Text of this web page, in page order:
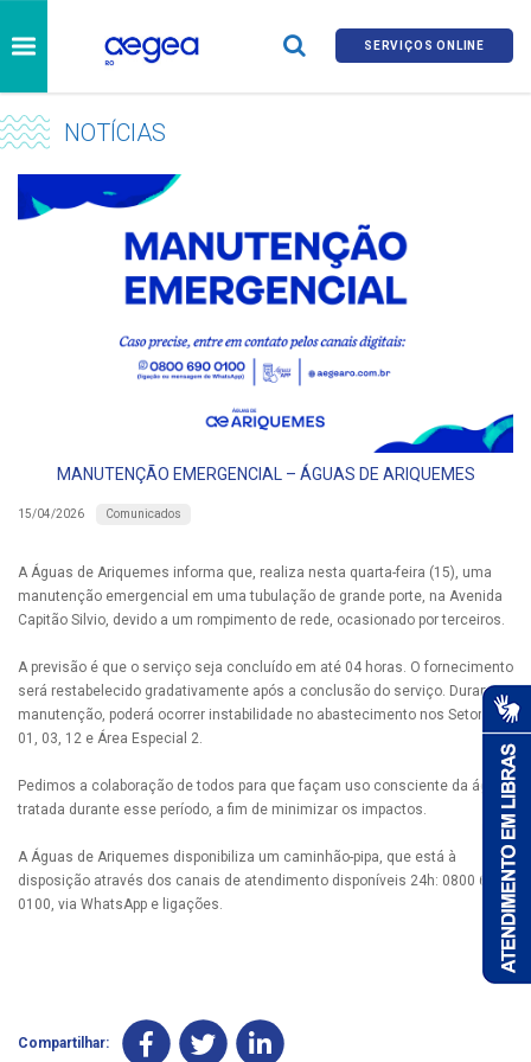
SERVIÇOS ONLINE
NOTÍCIAS
MANUTENÇÃO EMERGENCIAL – ÁGUAS DE ARIQUEMES
15/04/2026 Comunicados
A Águas de Ariquemes informa que, realiza nesta quarta-feira (15), uma
manutenção emergencial em uma tubulação de grande porte, na Avenida
Capitão Silvio, devido a um rompimento de rede, ocasionado por terceiros.
A previsão é que o serviço seja concluído em até 04 horas. O fornecimento
será restabelecido gradativamente após a conclusão do serviço. Durante a
manutenção, poderá ocorrer instabilidade no abastecimento nos Setores
01, 03, 12 e Área Especial 2.
Pedimos a colaboração de todos para que façam uso consciente da água
tratada durante esse período, a fim de minimizar os impactos.
A Águas de Ariquemes disponibiliza um caminhão-pipa, que está à
disposição através dos canais de atendimento disponíveis 24h: 0800 690
0100, via WhatsApp e ligações.
Compartilhar: